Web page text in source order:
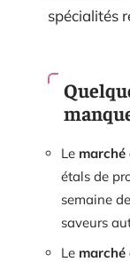
spécialités
Le marché
étals de
semaine
saveurs
Le marché